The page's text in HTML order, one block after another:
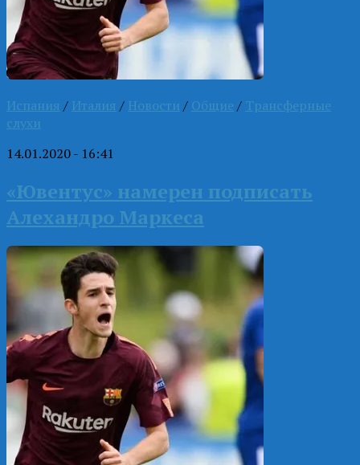
Испания / Италия / Новости / Общие / Трансферные
слухи
14.01.2020 - 16:41
«Ювентус» намерен подписать
Алехандро Маркеса